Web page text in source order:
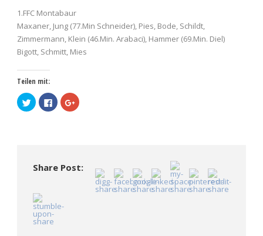
1.FFC Montabaur
Maxaner, Jung (77.Min Schneider), Pies, Bode, Schildt,
Zimmermann, Klein (46.Min. Arabaci), Hammer (69.Min. Diel)
Bigott, Schmitt, Mies
Teilen mit:
Klick,
um
über
Fenster
geöffnet)
Klick,
um
Fenster
geöffnet)
Zum
Teilen
geöffnet)
Share Post: